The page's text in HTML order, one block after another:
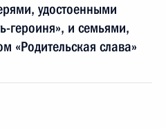
удостоенными
героиня», и семьями,
«Родительская слава»